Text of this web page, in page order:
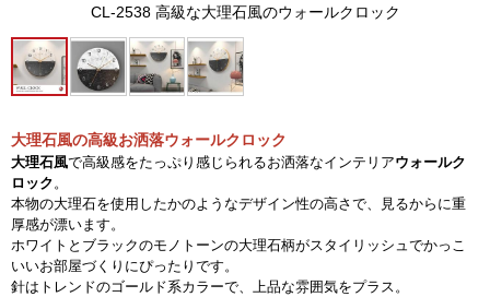
CL-2538 高級な大理石風のウォールクロック
大理石風の高級お洒落ウォールクロック
大理石風で高級感をたっぷり感じられるお洒落なインテリアウォールク
ロック 。
本物の大理石を使用したかのようなデザイン性の高さで、見るからに重
厚感が漂います。
ホワイトとブラックのモノトーンの大理石柄がスタイリッシュでかっこ
いいお部屋づくりにぴったりです。
針はトレンドのゴールド系カラーで、上品な雰囲気をプラス。